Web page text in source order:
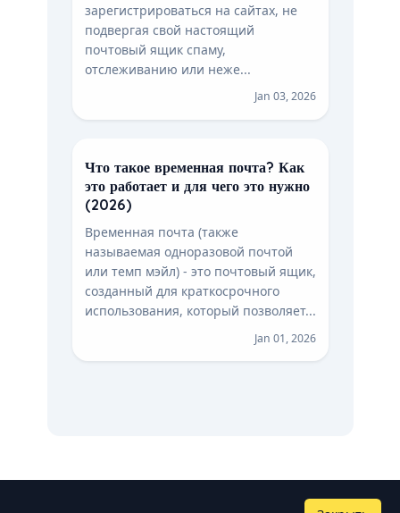
зарегистрироваться на сайтах, не
подвергая свой настоящий
почтовый ящик спаму,
отслеживанию или неже...
Jan 03, 2026
Что такое временная почта? Как
это работает и для чего это нужно
(2026)
Временная почта (также
называемая одноразовой почтой
или темп мэйл) - это почтовый ящик,
созданный для краткосрочного
использования, который позволяет...
Jan 01, 2026